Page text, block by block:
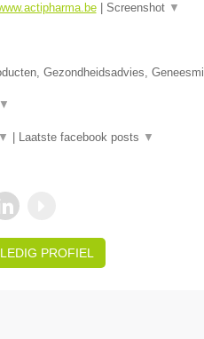
| Screenshot ▼
Gezondheidsadvies,
▼
▼ Laatste facebook posts ▼
PROFIEL